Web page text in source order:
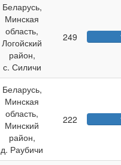
Беларусь,
Минская
область,
Логойский
район,
с. Силичи
249
Беларусь,
Минская
область,
Минский
район,
д. Раубичи
222